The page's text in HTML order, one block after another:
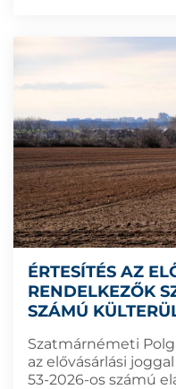
ÉRTESÍTÉS AZ
RENDELKEZŐK
SZÁMÚ
Szatmárnémeti
az elővásárlási
53-2026-os számú